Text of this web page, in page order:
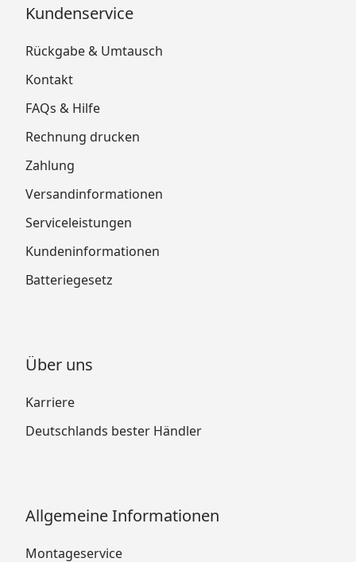
Kundenservice
Rückgabe & Umtausch
Kontakt
FAQs & Hilfe
Rechnung drucken
Zahlung
Versandinformationen
Serviceleistungen
Kundeninformationen
Batteriegesetz
Über uns
Karriere
Deutschlands bester Händler
Allgemeine Informationen
Montageservice